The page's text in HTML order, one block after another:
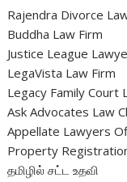
Rajendra Divorce
Buddha Law Firm
Justice League
LegaVista Law Firm
Legacy Family Court
Ask Advocates Law
Appellate Lawyers
Property
தமிழில் சட்ட உதவி